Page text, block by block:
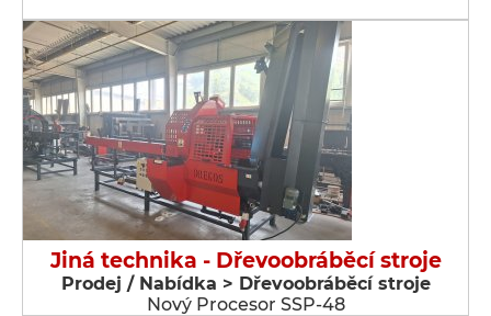
Jiná technika - Dřevoobráběcí stroje
Prodej / Nabídka > Dřevoobráběcí stroje
Nový Procesor SSP-48